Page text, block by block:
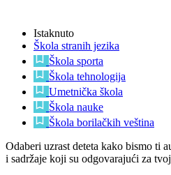
Istaknuto
Škola stranih jezika
Škola sporta
Škola tehnologija
Umetnička škola
Škola nauke
Škola borilačkih veština
Odaberi uzrast deteta kako bismo ti
i sadržaje koji su odgovarajući za